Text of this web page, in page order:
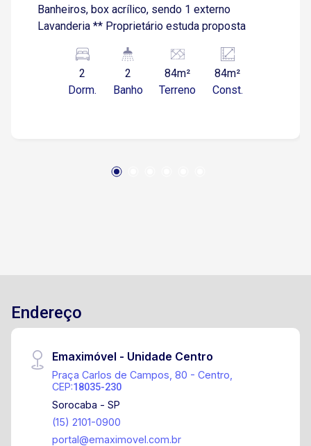
Banheiros, box acrílico, sendo 1 externo
Lavanderia ** Proprietário estuda proposta
2
Dorm.
2
Banho
84m²
Terreno
84m²
Const.
Endereço
Emaximóvel - Unidade Centro
Praça Carlos de Campos, 80 - Centro,
CEP:18035-230
Sorocaba - SP
(15) 2101-0900
portal@emaximovel.com.br